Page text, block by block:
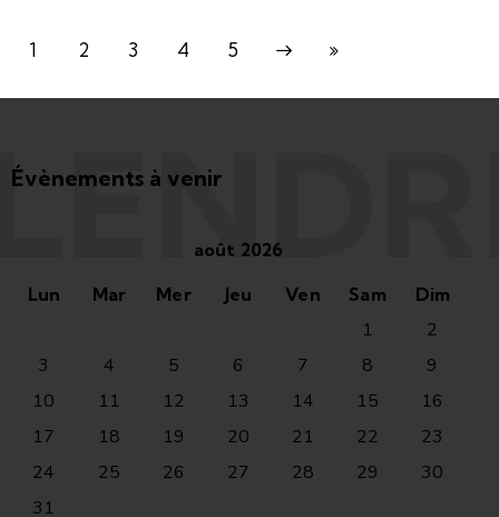
1 2 3 4 5
Next Last
Évènements à venir
août 2026
Lun
Mar Mer Jeu Ven Sam Dim
1
2
3
4 5 6 7 8
9
10
11 12 13 14 15
16
17
18 19 20 21 22
23
24
25 26 27 28 29
30
31